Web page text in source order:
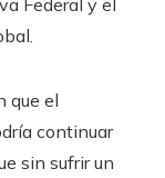
Federal y el
que el
continuar
sin sufrir un